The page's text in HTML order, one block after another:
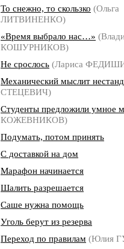
То снежно, то скользко (Ольга
ЛИТВИНЕНКО)
«Время выбрало нас…»
КОШУРНИКОВ)
Не срослось (Лариса
Механический мыслит
СТЕЦЕВИЧ)
Студенты предложили умное
КОЖЕВНИКОВ)
Подумать, потом принять
С доставкой на дом
Марафон начинается
Шалить разрешается
Саше нужна помощь
Уголь берут из резерва
Переход по правилам (Юлия